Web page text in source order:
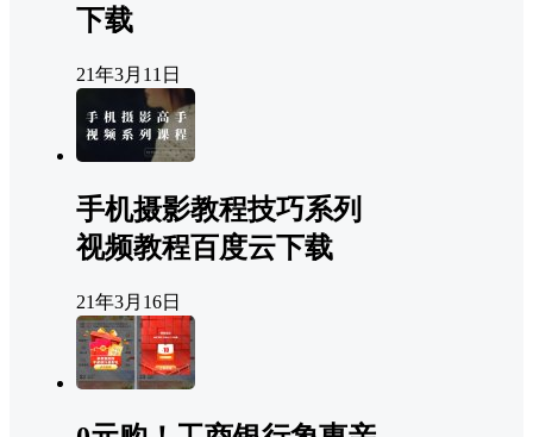
下载
21年3月11日
手机摄影教程技巧系列
视频教程百度云下载
21年3月16日